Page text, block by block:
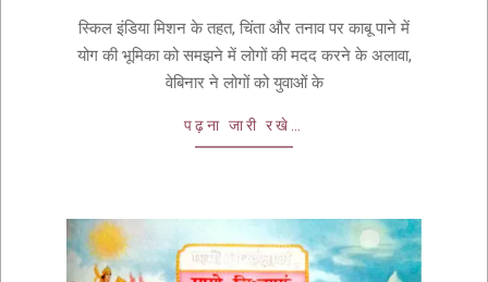
स्किल इंडिया मिशन के तहत, चिंता और तनाव पर काबू पाने में
योग की भूमिका को समझने में लोगों की मदद करने के अलावा,
वेबिनार ने लोगों को युवाओं के
पढ़ना जारी रखे…